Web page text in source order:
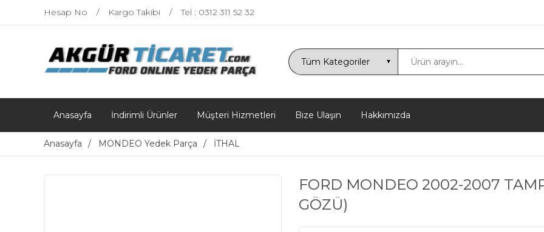
Hesap No Kargo Takibi Tel : 0312 311 52 32
Anasayfa İndirimli Ürünler Müşteri Hizmetleri Bize Ulaşın Hakkımızda
Anasayfa MONDEO Yedek Parça İTHAL
FORD MONDEO 2002-2007
GÖZÜ)